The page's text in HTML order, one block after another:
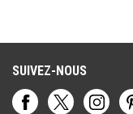
SUIVEZ-NOUS